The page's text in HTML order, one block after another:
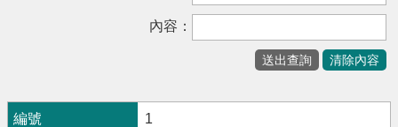
內容：
1